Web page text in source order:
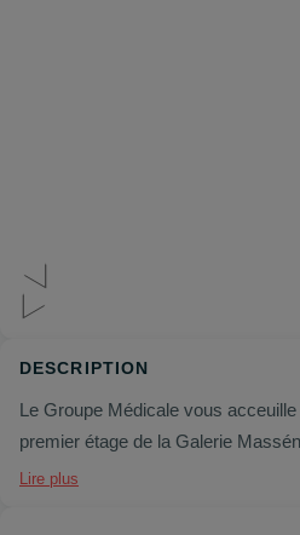
DESCRIPTION
Le Groupe Médicale vous
premier étage de la Galerie
Lire plus